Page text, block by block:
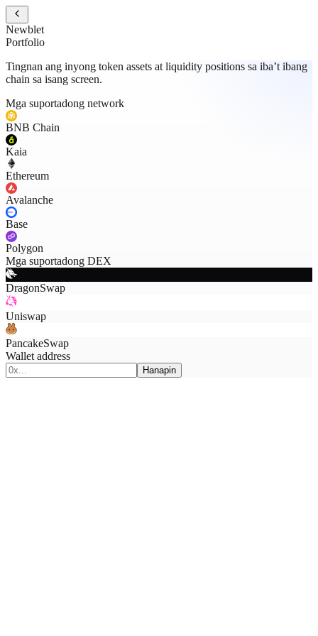
Newblet
Portfolio
Tingnan ang inyong token assets at liquidity positions sa iba’t ibang
chain sa isang screen.
Mga suportadong network
BNB Chain
Kaia
Ethereum
Avalanche
Base
Polygon
Mga suportadong DEX
DragonSwap
Uniswap
PancakeSwap
Wallet address
Hanapin